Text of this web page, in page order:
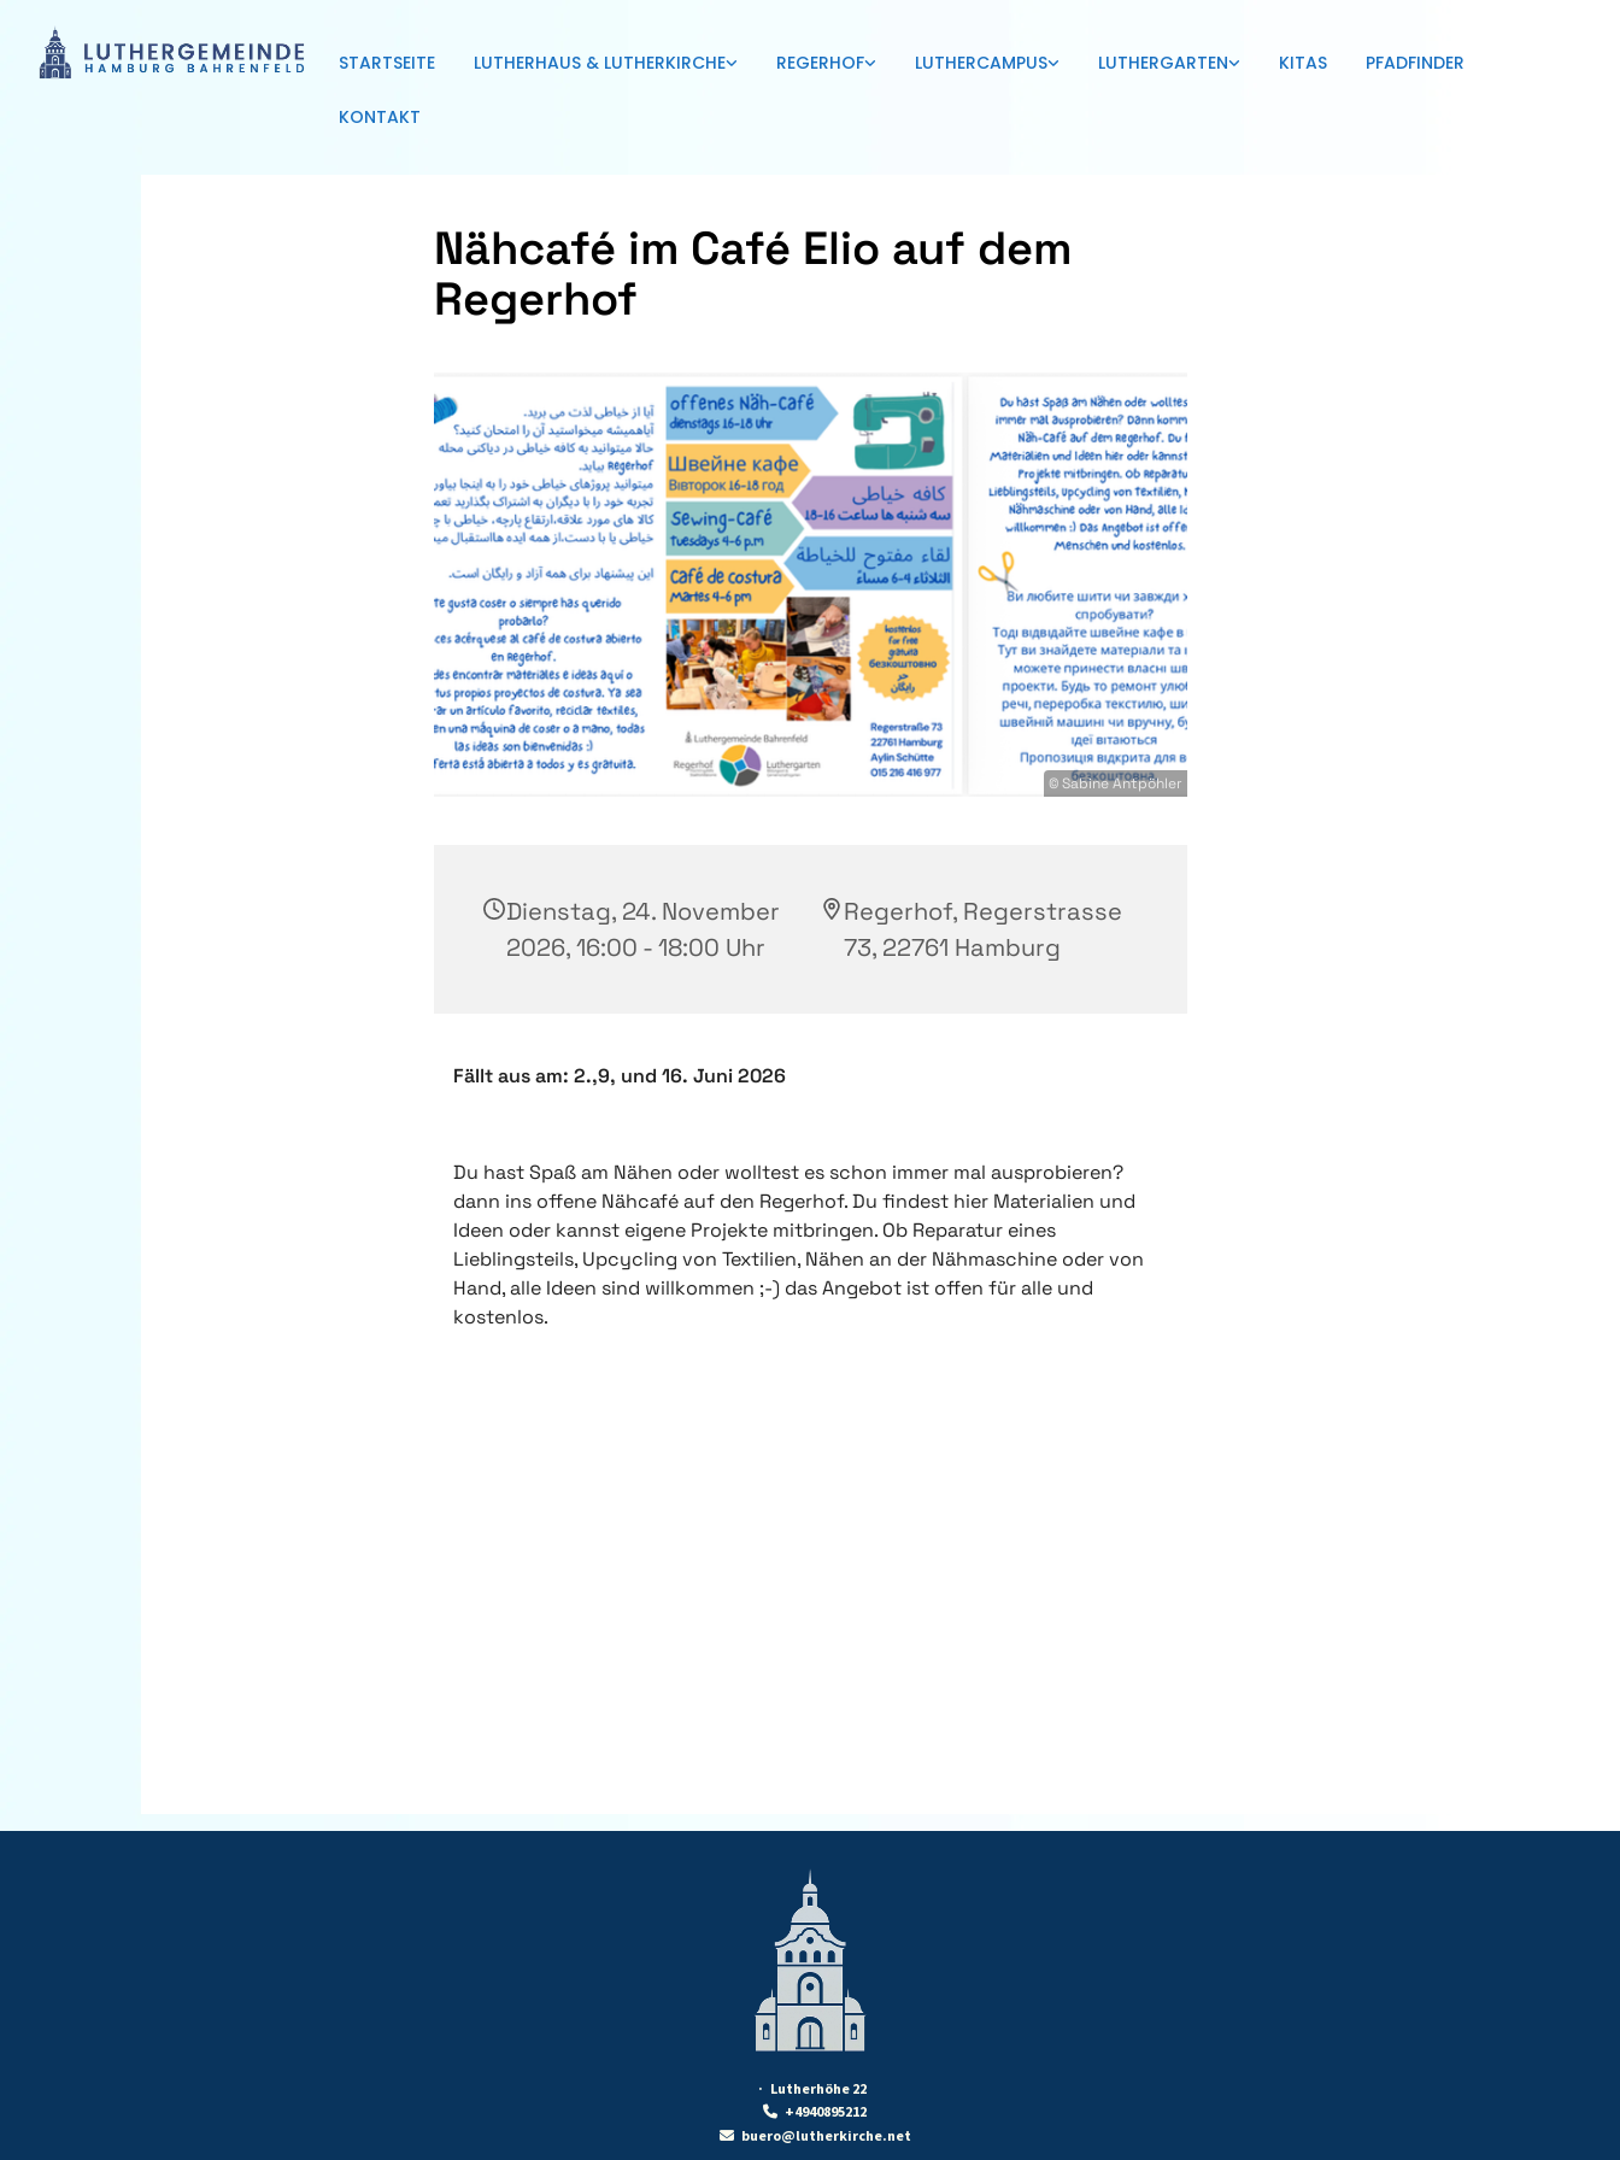
STARTSEITE LUTHERHAUS & LUTHERKIRCHE REGERHOF LUTHERCAMPUS LUTHERGARTEN KITAS PFADFINDER
KONTAKT
Nähcafé im Café Elio auf dem
Regerhof
© Sabine Antpöhler
Dienstag, 24. November
2026, 16:00 - 18:00 Uhr
Regerhof, Regerstrasse
73, 22761 Hamburg
Fällt aus am: 2.,9, und 16. Juni 2026
Du hast Spaß am Nähen oder wolltest es schon immer mal ausprobieren?
dann ins offene Nähcafé auf den Regerhof. Du findest hier Materialien und
Ideen oder kannst eigene Projekte mitbringen. Ob Reparatur eines
Lieblingsteils, Upcycling von Textilien, Nähen an der Nähmaschine oder von
Hand, alle Ideen sind willkommen ;-) das Angebot ist offen für alle und
kostenlos.
· Lutherhöhe 22
 +4940895212
buero@lutherkirche.net